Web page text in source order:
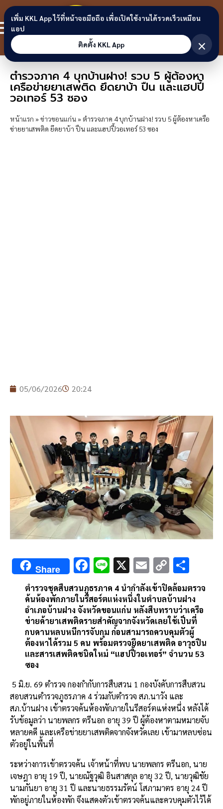
Skip to content
ขอนแก่น
ลิงก์
ตำรวจภาค 4 บุกบ้านฝาง! รวบ 5 ผู้ต้องหา
เครือข่ายยาเสพติด ยึดยาบ้า ปืน และแฮปปี้
วอเทอร์ 53 ซอง
หน้าแรก »ข่าวขอนแก่น»ตำรวจภาค 4 บุกบ้านฝาง! รวบ 5 ผู้ต้องหาเครือ
ข่ายยาเสพติด ยึดยาบ้า ปืน และแฮปปี้วอเทอร์ 53 ซอง
05/06/2026 20:24
Share F
ac
e
b
o
o
k
Li
n
e
X E
m
ai
l
C
o
py
Li
n
k
h
ar
e
ตำรวจชุดสืบสวนภูธรภาค 4 นำกำลังเข้าปิดล้อมตรวจ
ค้นห้องพักภายในรีสอร์ตแห่งหนึ่งในตำบลบ้านฝาง
อำเภอบ้านฝาง จังหวัดขอนแก่น หลังสืบทราบว่าเครือ
ข่ายค้ายาเสพติดรายสำคัญจากจังหวัดเลยใช้เป็นที่
กบดานหลบหนีการจับกุม ก่อนสามารถควบคุมตัวผู้
ต้องหาได้รวม 5 คน พร้อมตรวจยึดยาเสพติด อาวุธปืน
และสารเสพติดชนิดใหม่ “แฮปปี้วอเทอร์” จำนวน 53
ซอง
5 มิ.ย. 69 ตำรวจ กองกำกับการสืบสวน 1 กองบังคับการสืบสวน
สอบสวนตำรวจภูธรภาค 4 ร่วมกับตำรวจ สภ.นาวัง และ
สภ.บ้านฝาง เข้าตรวจค้นห้องพักภายในรีสอร์ตแห่งหนึ่ง หลังได้
รับข้อมูลว่า นายพลกร ตรีนอก อายุ 39 ปี ผู้ต้องหาตามหมายจับ
หลายคดี และเครือข่ายยาเสพติดจากจังหวัดเลย เข้ามาหลบซ่อน
ตัวอยู่ในพื้นที่
ระหว่างการเข้าตรวจค้น เจ้าหน้าที่พบ นายพลกร ตรีนอก, นาย
เจษฎา อายุ 19 ปี, นายณัฐวุฒิ อินสาสกุล อายุ 32 ปี, นายวุฒิชัย
นามกันยา อายุ 31 ปี และนายธรรมรัตน์ โสภามาตร อายุ 24 ปี
พักอยู่ภายในห้องพัก จึงแสดงตัวเข้าตรวจค้นและควบคุมตัวไว้ได้
เพิ่ม KKL App ไว้ที่หน้าจอมือถือ เพื่อเปิดใช้งานได้รวดเร็วเหมือน
แอป
ติดตั้ง KKL App
×